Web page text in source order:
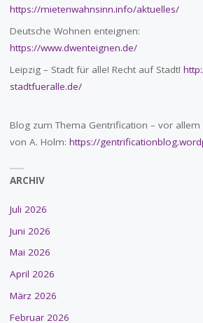
https://mietenwahnsinn.info/aktuelles/
Deutsche Wohnen enteignen:
https://www.dwenteignen.de/
Leipzig – Stadt für alle! Recht auf Stadt!
stadtfueralle.de/
Blog zum Thema Gentrification – vor allem
von A. Holm: https://
ARCHIV
Juli 2026
Juni 2026
Mai 2026
April 2026
März 2026
Februar 2026